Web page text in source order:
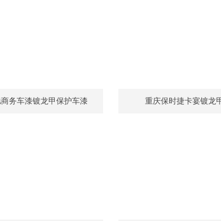
务车漆镀龙甲保护车漆 重庆保时捷卡宴镀龙